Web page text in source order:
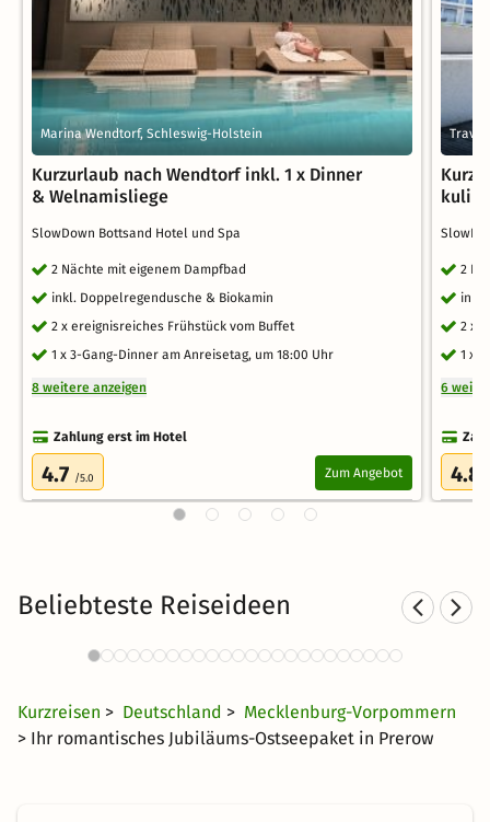
Marina Wendtorf, Schleswig-Holstein
Kurzurlaub nach Wendtorf inkl. 1 x Dinner
& Welnamisliege
SlowDown Bottsand Hotel und Spa
2 Nächte mit eigenem Dampfbad
inkl. Doppelregendusche & Biokamin
2 x ereignisreiches Frühstück vom Buffet
1 x 3-Gang-Dinner am Anreisetag, um 18:00 Uhr
8 weitere anzeigen
Zahlung erst im Hotel
4.7 /5.0 Zum Angebot
2
inkl.
2 x
1 x
6
4.8
Beliebteste Reiseideen
35 €
Familienurlaub an der Ostsee
1651 Angebote
Kurzreisen > Deutschland > Mecklenburg-Vorpommern
> Ihr romantisches Jubiläums-Ostseepaket in Prerow